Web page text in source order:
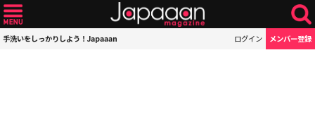
手洗いをしっかりしよう！Japaaan ログイン メンバー登録